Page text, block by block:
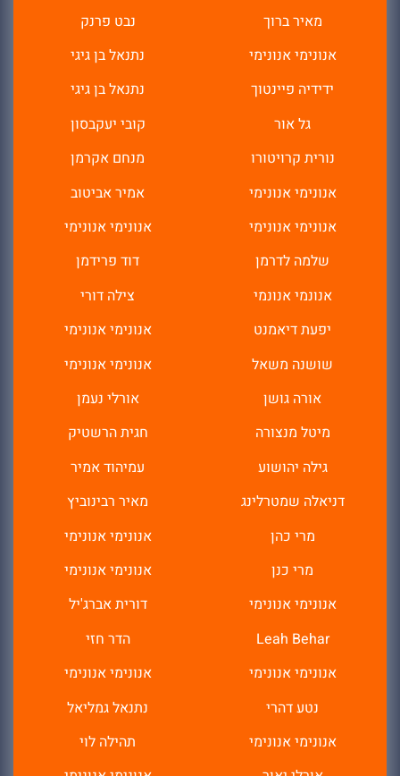
מאיר ברוך
אנונימי אנונימי
ידידיה פיינטוך
גל אור
נורית קרויטורו
אנונימי אנונימי
אנונימי אנונימי
שלמה לדרמן
אנונמי אנונמי
יפעת דיאמנט
שושנה משאל
אורה גושן
מיטל מנצורה
גילה יהושוע
דניאלה שמטרלינג
מרי כהן
מרי כנן
אנונימי אנונימי
Leah Behar
אנונימי אנונימי
נטע דהרי
אנונימי אנונימי
נבט פרנק
נתנאל בן גיגי
נתנאל בן גיגי
קובי יעקבסון
מנחם אקרמן
אמיר אביטוב
אנונימי אנונימי
דוד פרידמן
צילה דורי
אנונימי אנונימי
אנונימי אנונימי
אורלי נעמן
חגית הרשטיק
עמיהוד אמיר
מאיר רבינוביץ
אנונימי אנונימי
אנונימי אנונימי
דורית אברג'יל
הדר חזי
אנונימי אנונימי
נתנאל גמליאל
תהילה לוי